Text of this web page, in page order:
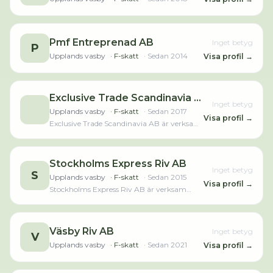
P Pmf Entreprenad AB
Upplands vasby · F-skatt · Sedan 2014
Inget betyg
Visa profil →
Exclusive Trade Scandinavia AB
Upplands vasby · F-skatt · Sedan 2017
Exclusive Trade Scandinavia AB är verksam
det jobbade 3 personer på företaget.
sedan 2017. Exclusive Trade Scandinavia AB
omsatte 2 379 000,00 kr senaste
Inget betyg
Visa profil →
S
Stockholms Express Riv AB
Upplands vasby · F-skatt · Sedan 2015
Stockholms Express Riv AB är verksam
omsatte 1 737 000,00 kr senaste
räkenskapsåret (2025).
Inget betyg
Visa profil →
V Väsby Riv AB
Upplands vasby · F-skatt · Sedan 2021
Inget betyg
Visa profil →